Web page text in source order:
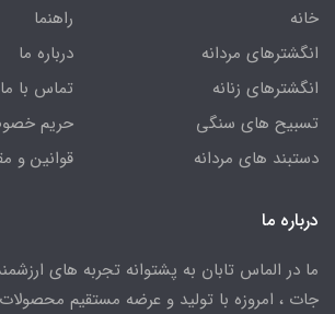
خانه
انگشترهای مردانه
انگشترهای زنانه
تسبیح های سنگی
دستبند های مردانه
راهنما
درباره ما
تماس با ما
حریم
قوانین و
درباره ما
ما در الماس تابان به پشتوانه تجربه های
جات ، امروزه با تولید و عرضه مستقیم